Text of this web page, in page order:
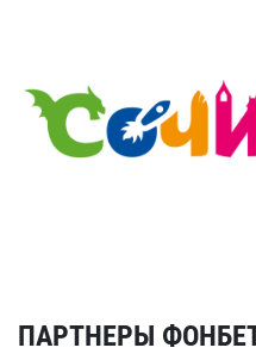
ПАРТНЕРЫ